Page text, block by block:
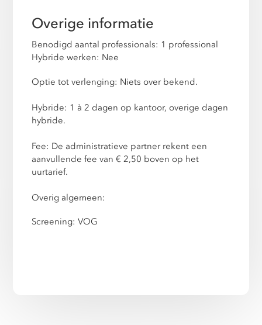
Overige informatie
Benodigd aantal professionals: 1 professional
Hybride werken: Nee
Optie tot verlenging: Niets over bekend.
Hybride: 1 à 2 dagen op kantoor, overige dagen
hybride.
Fee: De administratieve partner rekent een
aanvullende fee van € 2,50 boven op het
uurtarief.
Overig algemeen:
Screening: VOG